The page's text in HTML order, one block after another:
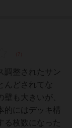
調整されたサン
んどされてな
も大きいが、
的にはデッキ構
枚数になった